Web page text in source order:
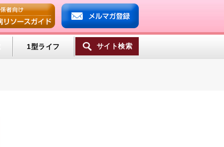
1型ライフ サイト検索